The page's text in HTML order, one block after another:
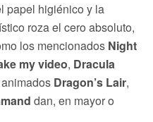
papel higiénico y la
roza el cero absoluto,
los mencionados Night
my video, Dracula
Dragon’s Lair,
dan, en mayor o